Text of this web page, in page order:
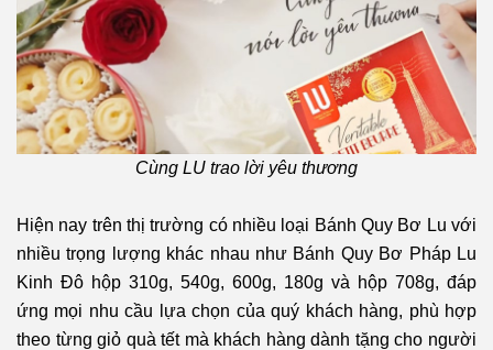
Cùng LU trao lời yêu thương
Hiện nay trên thị trường có nhiều loại Bánh Quy Bơ Lu với
nhiều trọng lượng khác nhau như Bánh Quy Bơ Pháp Lu
Kinh Đô hộp 310g, 540g, 600g, 180g và hộp 708g, đáp
ứng mọi nhu cầu lựa chọn của quý khách hàng, phù hợp
theo từng giỏ quà tết mà khách hàng dành tặng cho người